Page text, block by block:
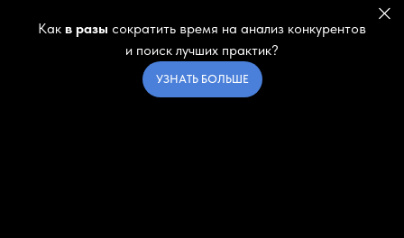
Как в разы сократить время на анализ конкурентов
и поиск лучших практик?
УЗНАТЬ БОЛЬШЕ